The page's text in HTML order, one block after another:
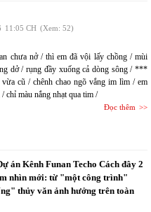
11:05 CH (Xem: 52)
chưa nở / thì em đã vội lấy chồng / mùi
dở / rụng đầy xuống cả dòng sông / ***
vừa cũ / chênh chao ngõ vắng im lìm / em
chỉ màu nắng nhạt qua tim /
Đọc thêm
án Kênh Funan Techo Cách đây 2
nhìn mới: từ "một công trình"
thủy văn ảnh hưởng trên toàn